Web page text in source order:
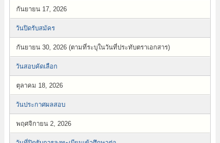
กันยายน 17, 2026
วันปิดรับสมัคร
กันยายน 30, 2026 (ตามที่ระบุในวันที่ประทับตราเอกสาร)
วันสอบคัดเลือก
ตุลาคม 18, 2026
วันประกาศผลสอบ
พฤศจิกายน 2, 2026